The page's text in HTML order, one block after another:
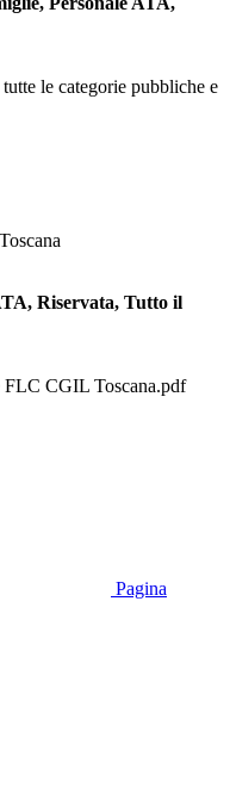
le categorie pubbliche e
Riservata, Tutto il
FLC CGIL Toscana.pdf
Pagina